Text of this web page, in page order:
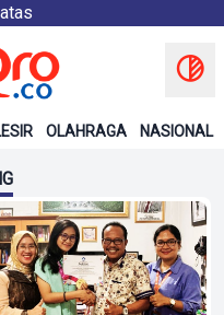
OLAHRAGA NASIONAL